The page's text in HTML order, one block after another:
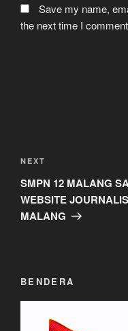
Save my name,
the next time I
navigation
Next
Post
NEXT
SMPN 12 MALANG
WEBSITE
MALANG
BENDERA